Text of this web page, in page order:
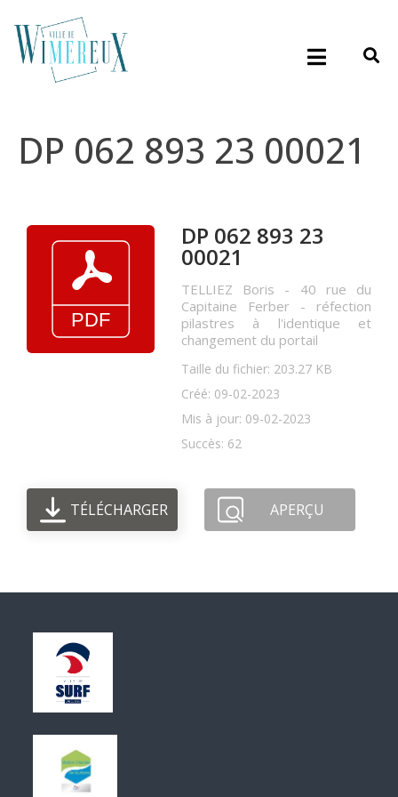
DP 062 893 23 00021
DP 062 893 23
00021
TELLIEZ Boris - 40 rue du
Capitaine Ferber - réfection
pilastres à l'identique et
changement du portail
Taille du fichier: 203.27 KB
Créé: 09-02-2023
Mis à jour: 09-02-2023
Succès: 62
TÉLÉCHARGER APERÇU